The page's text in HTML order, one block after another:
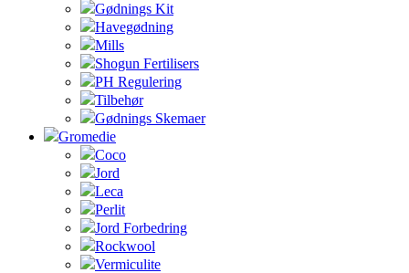
Gødnings Kit
Havegødning
Mills
Shogun Fertilisers
PH Regulering
Tilbehør
Gødnings Skemaer
Gromedie
Coco
Jord
Leca
Perlit
Jord Forbedring
Rockwool
Vermiculite